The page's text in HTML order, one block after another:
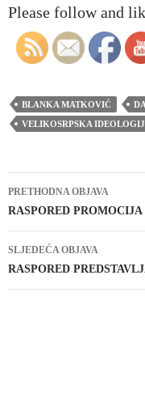
Please follow and
BLANKA MATKOVIĆ
VELIKOSRPSKA
Navigacija
objava
PRETHODNA OBJAVA
RASPORED PROMOCIJA
SLJEDEĆA OBJAVA
RASPORED